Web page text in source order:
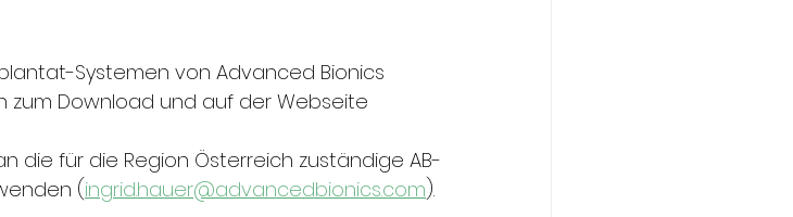
Systemen von Advanced Bionics
zum Download und auf der Webseite
die für die Region Österreich zuständige AB-
(ingrid.hauer@advancedbionics.com).